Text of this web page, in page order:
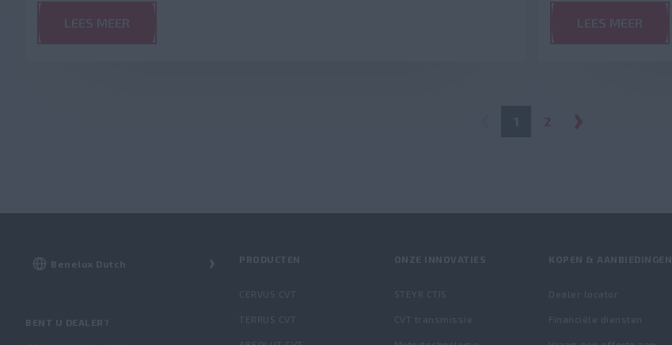
LEES MEER LEES MEER
BENT U DEALER?
PRODUCTEN
CERVUS CVT
TERRUS CVT
ONZE INNOVATIES
STEYR CTIS
CVT transmissie
KOPEN & AANBIEDINGEN
Dealer locator
Financiële diensten